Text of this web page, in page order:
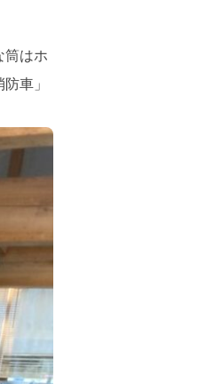
筒はホ
車」